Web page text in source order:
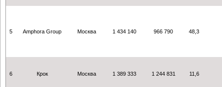
5 Amphora Group Москва 1 434 140 966 790 48,3
6 Крок Москва 1 389 333 1 244 831 11,6